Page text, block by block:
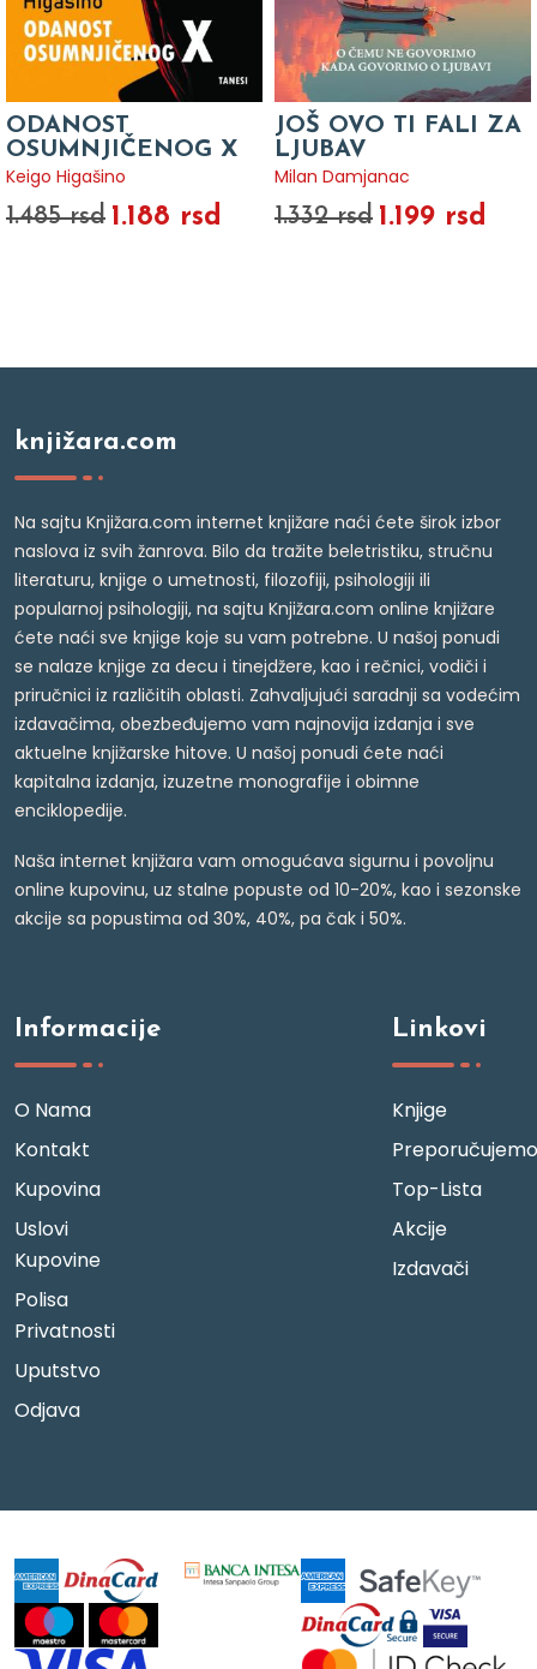
ODANOST
OSUMNJIČENOG X
Keigo Higašino
1.485 rsd 1.188 rsd
JOŠ OVO TI FALI ZA
LJUBAV
Milan Damjanac
1.332 rsd 1.199 rsd
knjižara.com
Na sajtu Knjižara.com internet knjižare naći ćete širok izbor
naslova iz svih žanrova. Bilo da tražite beletristiku, stručnu
literaturu, knjige o umetnosti, filozofiji, psihologiji ili
popularnoj psihologiji, na sajtu Knjižara.com online knjižare
ćete naći sve knjige koje su vam potrebne. U našoj ponudi
se nalaze knjige za decu i tinejdžere, kao i rečnici, vodiči i
priručnici iz različitih oblasti. Zahvaljujući saradnji sa vodećim
izdavačima, obezbeđujemo vam najnovija izdanja i sve
aktuelne knjižarske hitove. U našoj ponudi ćete naći
kapitalna izdanja, izuzetne monografije i obimne
enciklopedije.
Naša internet knjižara vam omogućava sigurnu i povoljnu
online kupovinu, uz stalne popuste od 10-20%, kao i sezonske
akcije sa popustima od 30%, 40%, pa čak i 50%.
Informacije
O Nama
Kontakt
Kupovina
Uslovi
Kupovine
Polisa
Privatnosti
Uputstvo
Odjava
Linkovi
Knjige
Preporučujemo
Top-Lista
Akcije
Izdavači